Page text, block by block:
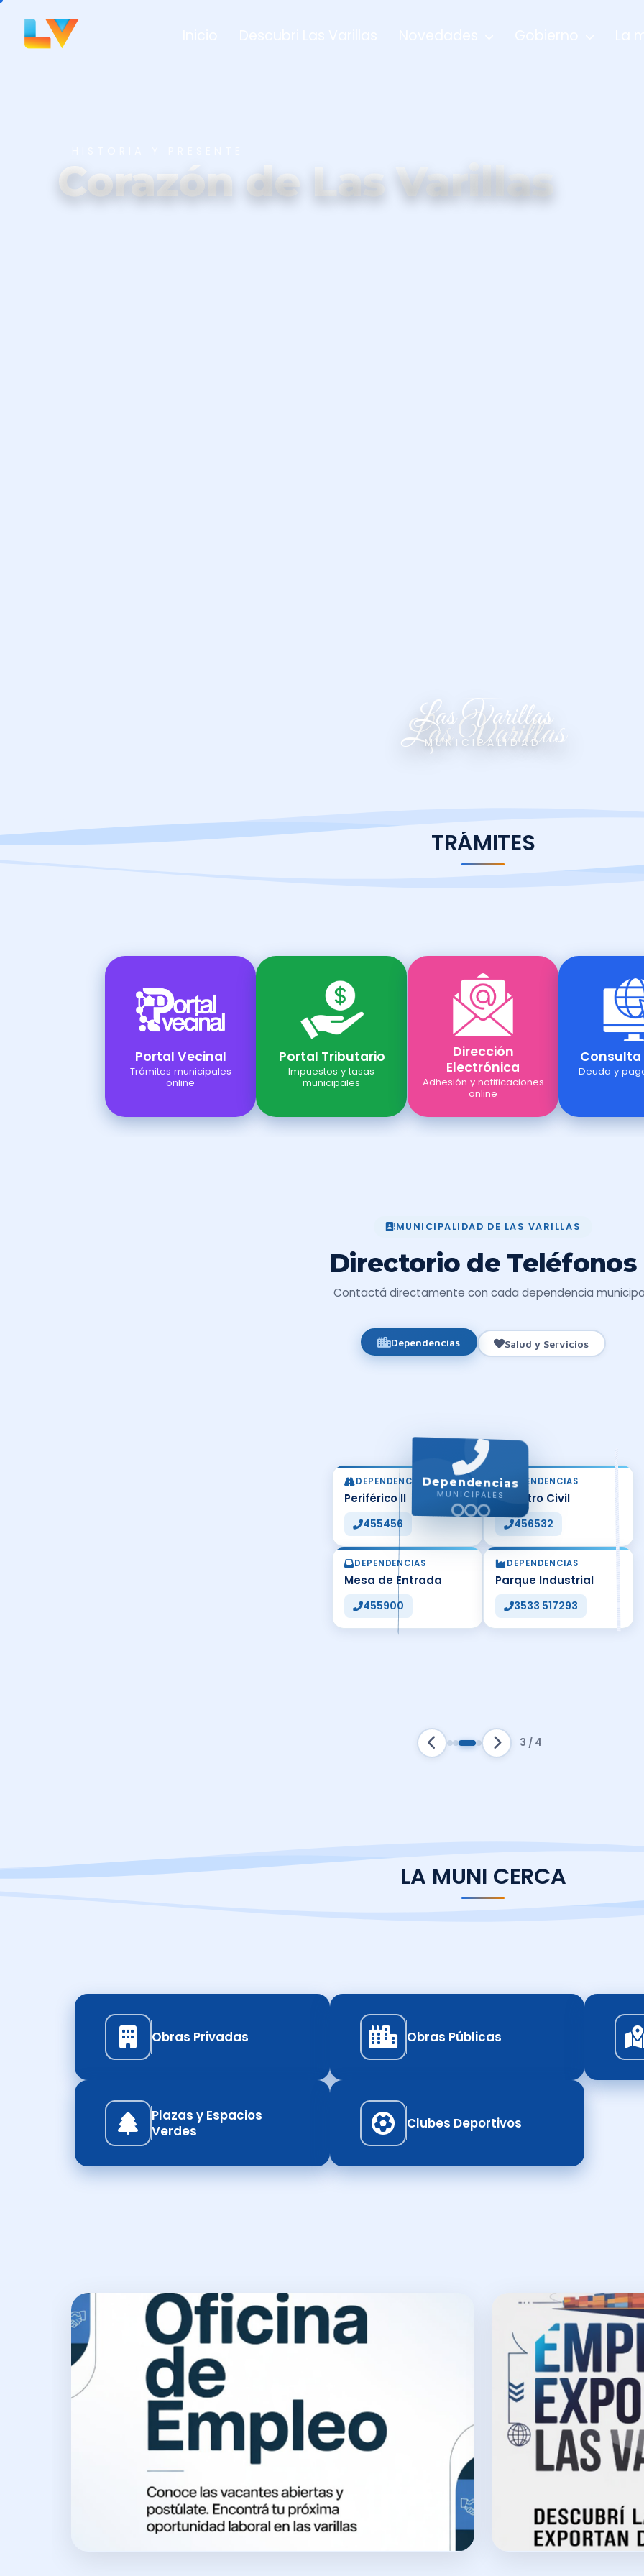
Corazón de Las Varillas
Las Varillas
Las Varillas
MUNICIPALIDAD
TRÁMITES
Portal Vecinal
Trámites municipales
online
Portal Tributario
Impuestos y tasas
municipales
Dirección
Electrónica
Adhesión y notificaciones
online
Consulta
Deuda y
MUNICIPALIDAD DE LAS VARILLAS
Directorio de Teléfonos
Contactá directamente con cada dependencia
Dependencias Salud y Servicios
Dependencias
MUNICIPALES
DEPENDENCIAS
Periférico II
455456
DEPENDENCIAS
Mesa de Entrada
455900
DEPENDENCIAS
Registro Civil
456532
DEPENDENCIAS
Parque Industrial
3533 517293
3 / 4
LA MUNI CERCA
Obras Privadas Obras Públicas
Plazas y Espacios
Verdes
Clubes Deportivos